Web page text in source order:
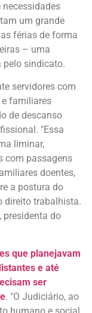
um grande
férias de forma
– uma
sindicato.
servidores com
e familiares
de descanso
"Essa
liminar,
com passagens
doentes,
a postura do
direito trabalhista.
presidenta do
que planejavam
e até
ser
. "O Judiciário, ao